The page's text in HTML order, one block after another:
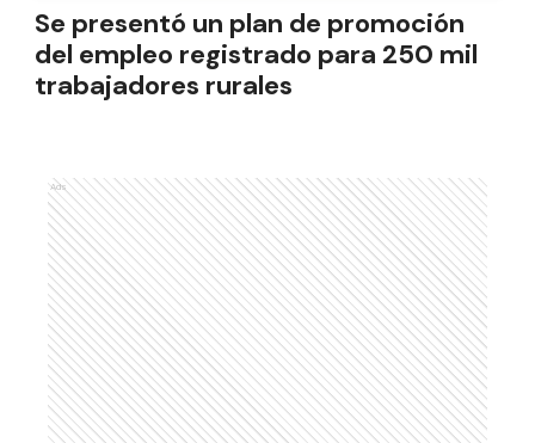
Se presentó un plan de promoción
del empleo registrado para 250 mil
trabajadores rurales
Ads